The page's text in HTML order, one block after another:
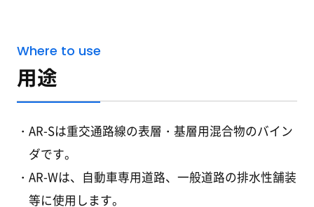
Where to use
用途
AR-Sは重交通路線の表層・基層用混合物のバイン
ダです。
AR-Wは、自動車専用道路、一般道路の排水性舗装
等に使用します。